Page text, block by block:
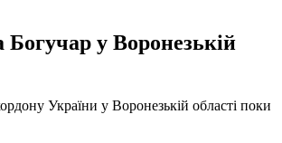
Богучар у Воронезькій
України у Воронезькій області поки